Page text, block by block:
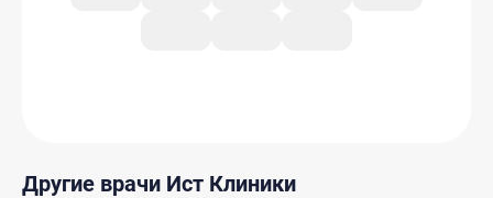
Другие врачи Ист Клиники